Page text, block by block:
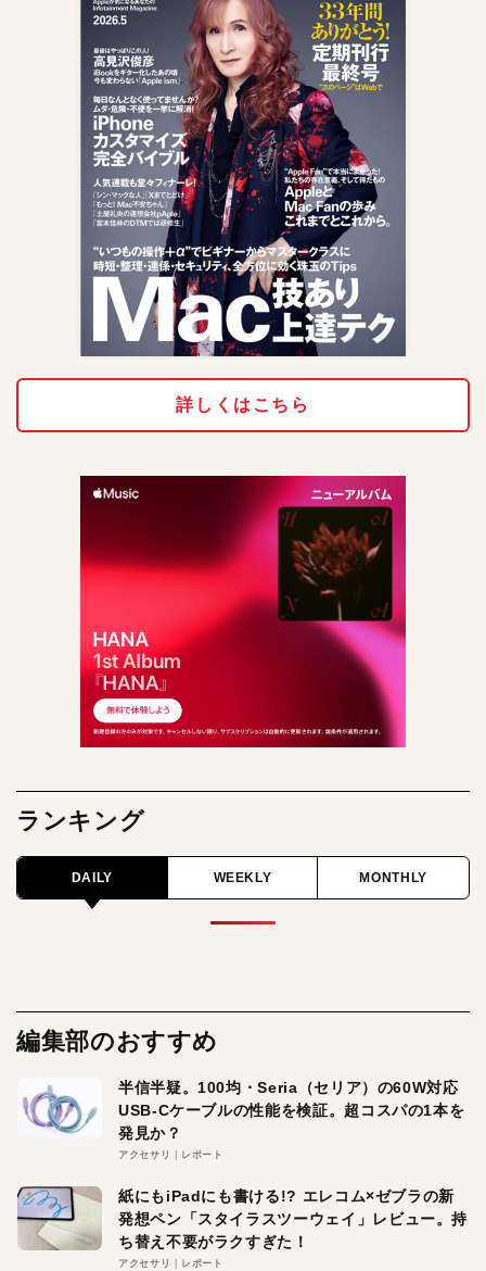
詳しくはこちら
ランキング
DAILY WEEKLY MONTHLY
編集部のおすすめ
半信半疑。100均・Seria（セリア）の60W対応
USB-Cケーブルの性能を検証。超コスパの1本を
発見か？
アクセサリ レポート
紙にもiPadにも書ける!? エレコム×ゼブラの新
発想ペン「スタイラスツーウェイ」レビュー。持
ち替え不要がラクすぎた！
アクセサリ レポート